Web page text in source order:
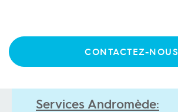
CONTACTEZ-NOUS
avec générateur vapeur intégré ou sans
Services Andromède: